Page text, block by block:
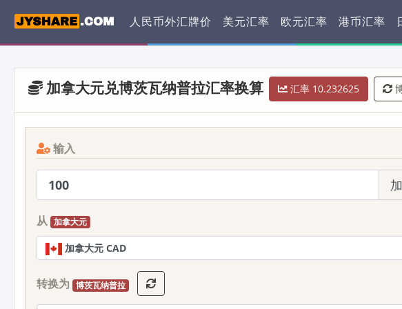
人民币外汇牌价 美元汇率 欧元汇率 港币汇率
加拿大元兑博茨瓦纳普拉汇率换算 汇率 10.232625
输入
从 加拿大元
加拿大元 CAD
转换为 博茨瓦纳普拉